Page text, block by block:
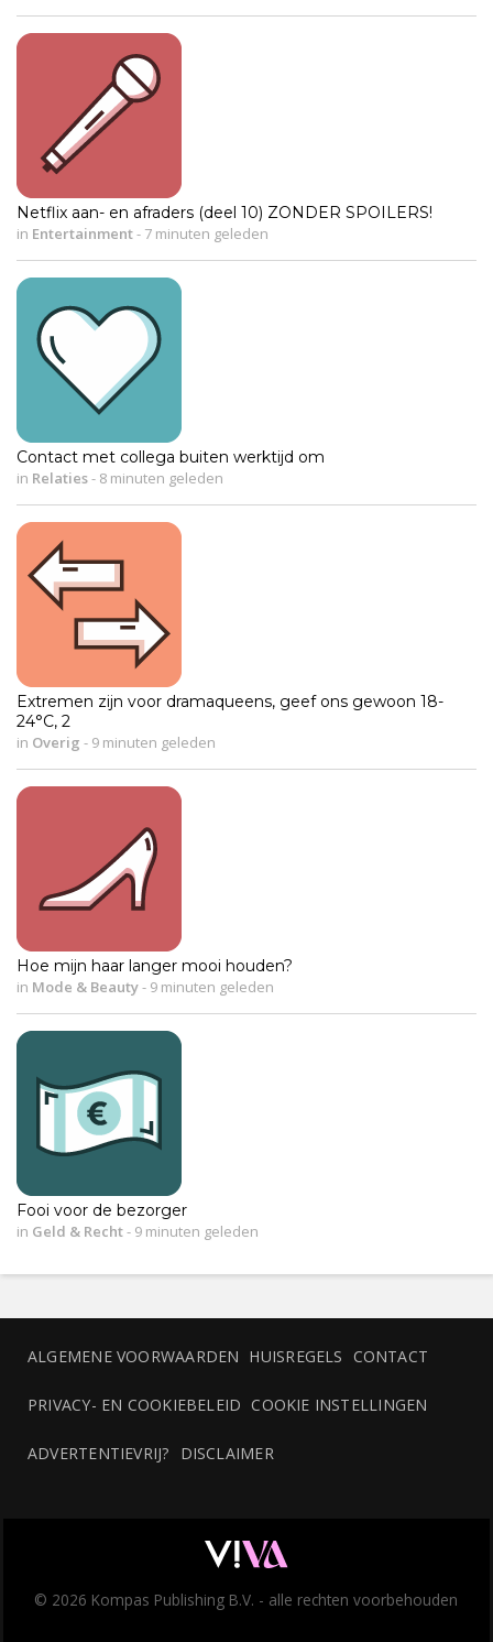
Netflix aan- en afraders (deel 10) ZONDER SPOILERS!
in Entertainment- 7 minuten geleden
Contact met collega buiten werktijd om
in Relaties- 8 minuten geleden
Extremen zijn voor dramaqueens, geef ons gewoon 18-
24°C, 2
in Overig - 9 minuten geleden
Hoe mijn haar langer mooi houden?
in Mode & Beauty- 9 minuten geleden
Fooi voor de bezorger
in Geld & Recht- 9 minuten geleden
ALGEMENE VOORWAARDEN HUISREGELS CONTACT
PRIVACY- EN COOKIEBELEID COOKIE INSTELLINGEN
ADVERTENTIEVRIJ? DISCLAIMER
© 2026 Kompas Publishing B.V. - alle rechten voorbehouden